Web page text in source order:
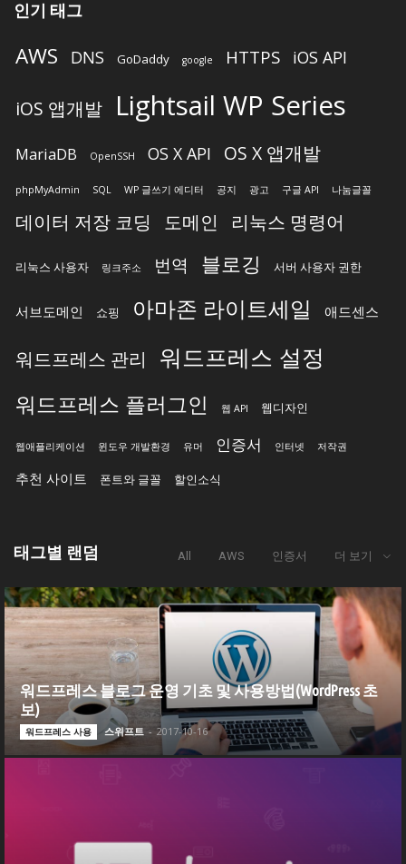
인기 태그
AWS DNS GoDaddy google HTTPS iOS API
iOS 앱개발 Lightsail WP Series
MariaDB OpenSSH OS X API OS X 앱개발
phpMyAdmin SQL WP 글쓰기 에디터 공지 광고 구글 API 나눔글꼴
데이터 저장 코딩 도메인 리눅스 명령어
리눅스 사용자 링크주소 번역 블로깅 서버 사용자 권한
서브도메인 쇼핑 아마존 라이트세일 애드센스
워드프레스 관리 워드프레스 설정
워드프레스 플러그인 웹 API 웹디자인
웹애플리케이션 윈도우 개발환경 유머 인증서 인터넷 저작권
추천 사이트 폰트와 글꼴 할인소식
태그별 랜덤 All AWS 인증서 더 보기
워드프레스 블로그 운영 기초 및 사용방법(WordPress 초
보)
워드프레스 사용 스위프트 - 2017-10-16